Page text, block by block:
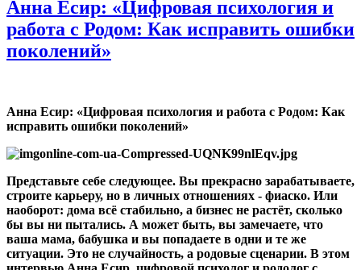
Анна Есир: «Цифровая психология и
работа с Родом: Как исправить ошибки
поколений»
Анна Есир: «Цифровая психология и работа с Родом: Как
исправить ошибки поколений»
Представьте себе следующее. Вы прекрасно зарабатываете,
строите карьеру, но в личных отношениях - фиаско. Или
наоборот: дома всё стабильно, а бизнес не растёт, сколько
бы вы ни пытались. А может быть, вы замечаете, что
ваша мама, бабушка и вы попадаете в одни и те же
ситуации. Это не случайность, а родовые сценарии. В этом